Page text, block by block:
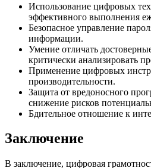
Использование цифровых
эффективного выполнения
Безопасное управление
информации.
Умение отличать
критически анализировать
Применение цифровых
производительности.
Защита от вредоносного
снижение рисков
Бдительное отношение к
Заключение
В заключение, цифровая